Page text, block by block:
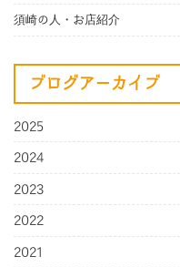
須崎の人・お店紹介
ブログアーカイブ
2025
2024
2023
2022
2021